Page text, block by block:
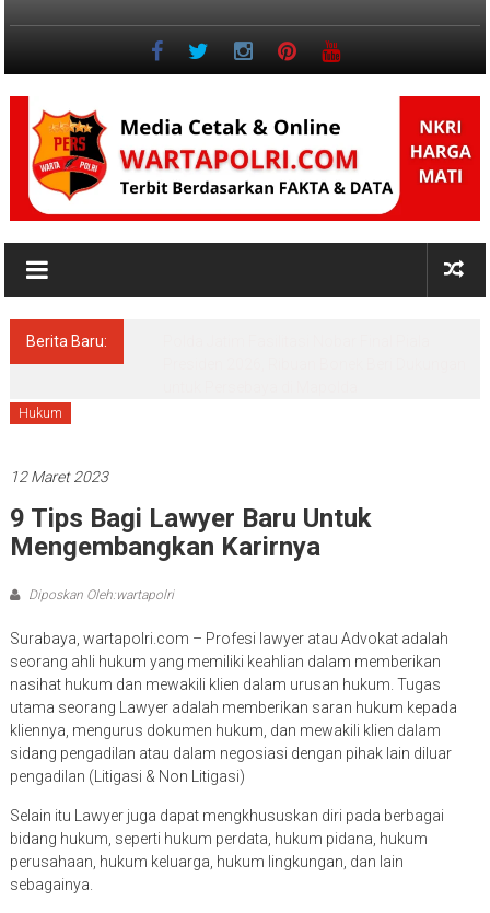
Positif
Berita Baru:
Hukum
12 Maret 2023
9 Tips Bagi Lawyer Baru Untuk
Mengembangkan Karirnya
Diposkan Oleh:wartapolri
Surabaya, wartapolri.com – Profesi lawyer atau Advokat adalah
seorang ahli hukum yang memiliki keahlian dalam memberikan
nasihat hukum dan mewakili klien dalam urusan hukum. Tugas
utama seorang Lawyer adalah memberikan saran hukum kepada
kliennya, mengurus dokumen hukum, dan mewakili klien dalam
sidang pengadilan atau dalam negosiasi dengan pihak lain diluar
pengadilan (Litigasi & Non Litigasi)
Selain itu Lawyer juga dapat mengkhususkan diri pada berbagai
bidang hukum, seperti hukum perdata, hukum pidana, hukum
perusahaan, hukum keluarga, hukum lingkungan, dan lain
sebagainya.